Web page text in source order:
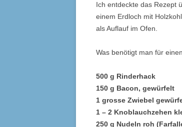
Ich entdeckte das Rezept
einem Erdloch mit
als Auflauf im Ofen.
Was benötigt man für
500 g Rinderhack
150 g Bacon, gewürfelt
1 grosse Zwiebel
1 – 2 Knoblauchzehen
250 g Nudeln roh